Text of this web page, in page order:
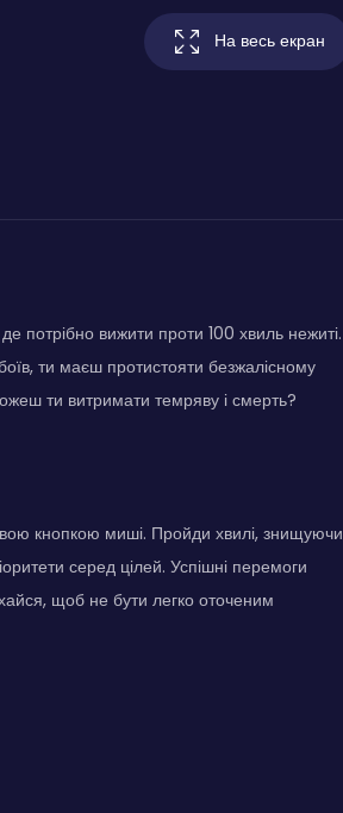
На весь екран
потрібно вижити проти 100 хвиль нежиті.
ти маєш протистояти безжалісному
ти витримати темряву і смерть?
кнопкою миші. Пройди хвилі, знищуючи
серед цілей. Успішні перемоги
щоб не бути легко оточеним